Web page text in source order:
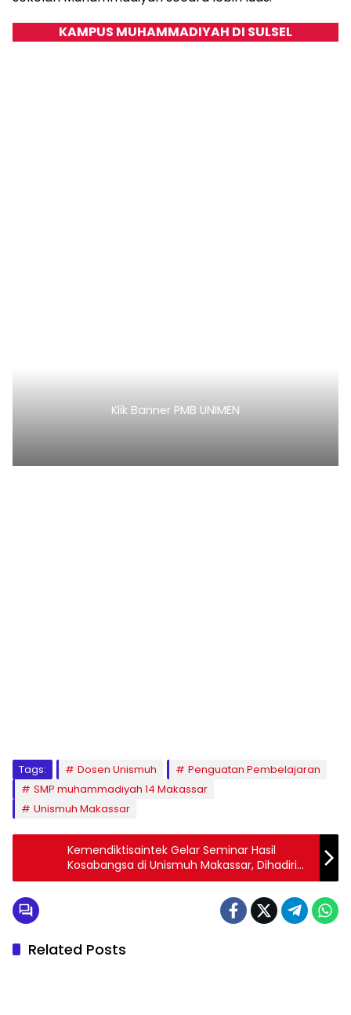
KAMPUS MUHAMMADIYAH DI SULSEL
Klik Banner PMB UNIMEN
Tags: Dosen Unismuh
Penguatan Pembelajaran
SMP muhammadiyah 14 Makassar
Unismuh Makassar
Kemendiktisaintek Gelar Seminar Hasil
Kosabangsa di Unismuh Makassar, Dihadiri
116 Dosen se Indonesia
Related Posts